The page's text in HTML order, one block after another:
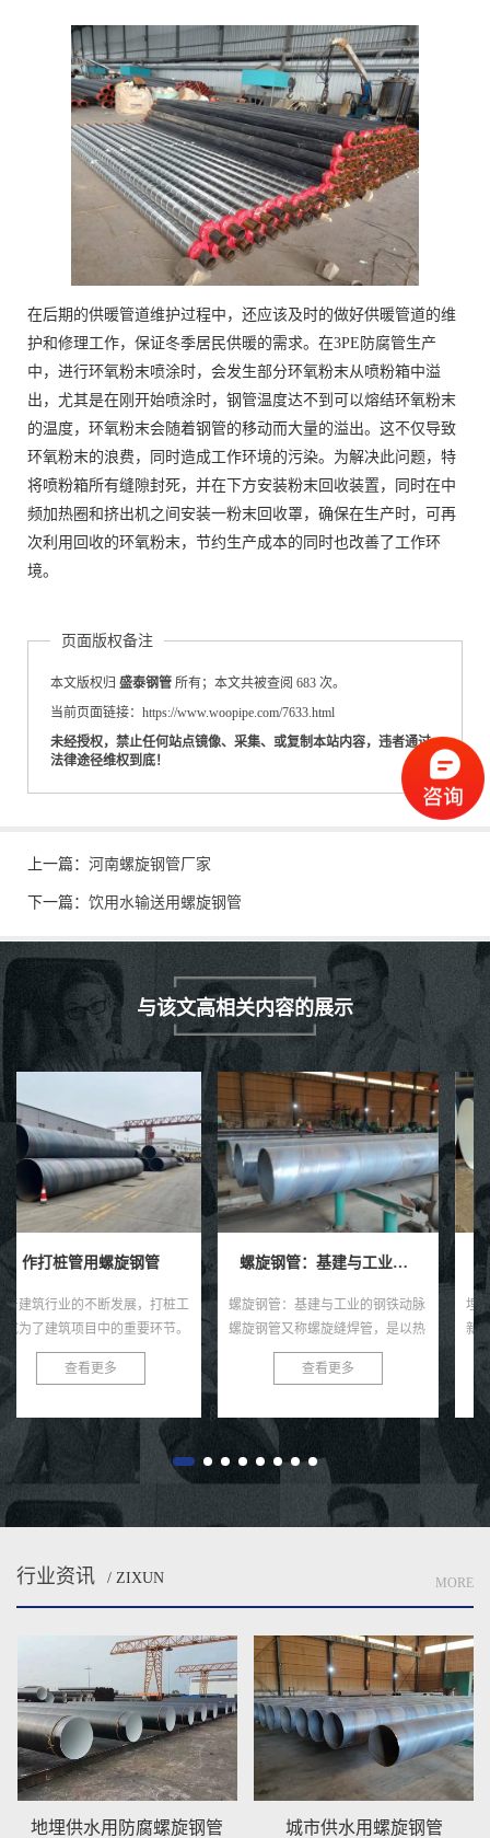
在后期的供暖管道维护过程中，还应该及时的做好供暖管道的维
护和修理工作，保证冬季居民供暖的需求。在3PE防腐管生产
中，进行环氧粉末喷涂时，会发生部分环氧粉末从喷粉箱中溢
出，尤其是在刚开始喷涂时，钢管温度达不到可以熔结环氧粉末
的温度，环氧粉末会随着钢管的移动而大量的溢出。这不仅导致
环氧粉末的浪费，同时造成工作环境的污染。为解决此问题，特
将喷粉箱所有缝隙封死，并在下方安装粉末回收装置，同时在中
频加热圈和挤出机之间安装一粉末回收罩，确保在生产时，可再
次利用回收的环氧粉末，节约生产成本的同时也改善了工作环
境。
页面版权备注
本文版权归 盛泰钢管 所有；本文共被查阅 683 次。
当前页面链接：https://www.woopipe.com/7633.html
未经授权，禁止任何站点镜像、采集、或复制本站内容，违者通过
法律途径维权到底！
上一篇： 河南螺旋钢管厂家
下一篇： 饮用水输送用螺旋钢管
与该文高相关内容的展示
螺旋钢管：基建与工业的钢铁动脉
螺旋钢管：基建与工业的钢铁动脉
螺旋钢管又称螺旋缝焊管，是以热
轧带钢卷为原料，经常温螺旋辊压
成型、自动双丝双面埋弧焊制成的
查看更多
埋地排污水用防腐螺旋钢管：环保
新选择，耐用更可靠 在当今社
会，环保与可持续发展已成为全球
共识。在污水处理与排放领域，选
查看更多
行业资讯 / ZIXUN MORE
城市供水用螺旋钢管 供水用螺旋焊接钢管